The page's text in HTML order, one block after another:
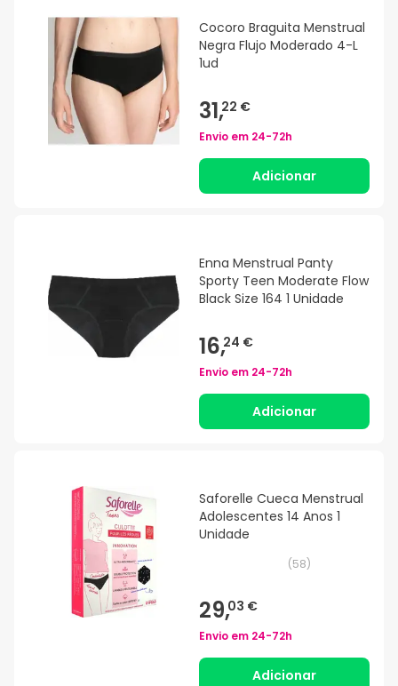
Cocoro Braguita Menstrual
Negra Flujo Moderado 4-L
1ud
31,22 €
Envio em 24-72h
Adicionar
Enna Menstrual Panty
Sporty Teen Moderate Flow
Black Size 164 1 Unidade
16,24 €
Envio em 24-72h
Adicionar
Saforelle Cueca Menstrual
Adolescentes 14 Anos 1
Unidade
(58)
29,03 €
Envio em 24-72h
Adicionar